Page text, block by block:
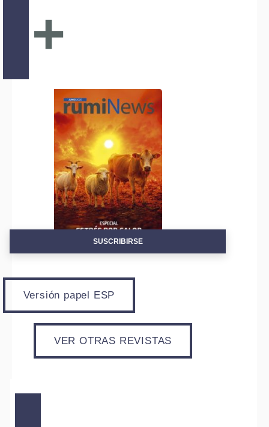
+
SUSCRIBIRSE
Versión papel ESP
VER OTRAS REVISTAS